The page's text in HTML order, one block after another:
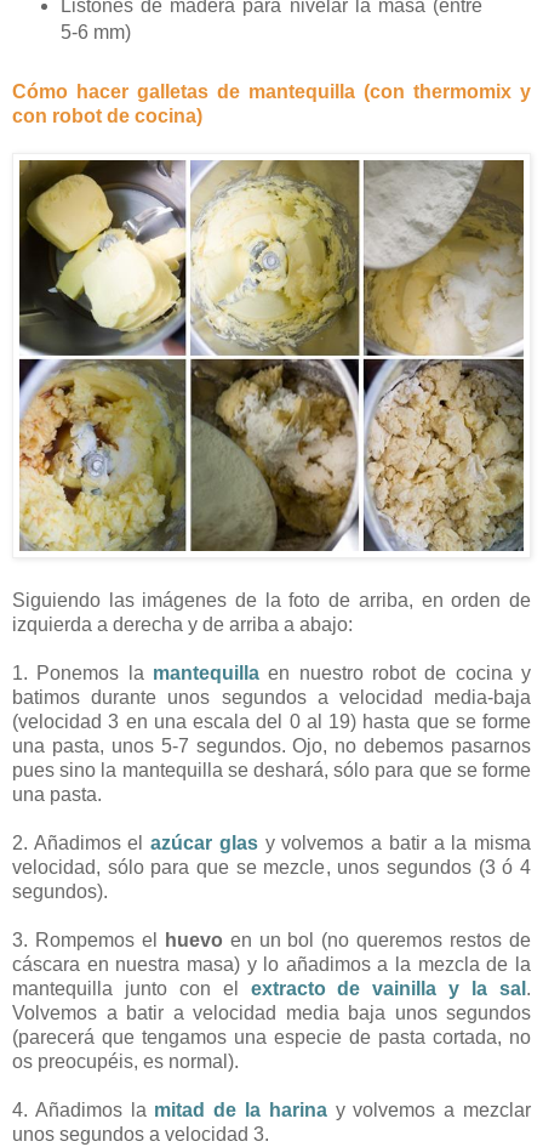
Listones de madera para nivelar la masa (entre
5-6 mm)
Cómo hacer galletas de mantequilla (con thermomix y
con robot de cocina)
Siguiendo las imágenes de la foto de arriba, en orden de
izquierda a derecha y de arriba a abajo:
1. Ponemos la mantequilla en nuestro robot de cocina y
batimos durante unos segundos a velocidad media-baja
(velocidad 3 en una escala del 0 al 19) hasta que se forme
una pasta, unos 5-7 segundos. Ojo, no debemos pasarnos
pues sino la mantequilla se deshará, sólo para que se forme
una pasta.
2. Añadimos elazúcar glas y volvemos a batir a la misma
velocidad, sólo para que se mezcle, unos segundos (3 ó 4
segundos).
3. Rompemos el huevo en un bol (no queremos restos de
cáscara en nuestra masa) y lo añadimos a la mezcla de la
mantequilla junto con el extracto de vainilla y la sal .
Volvemos a batir a velocidad media baja unos segundos
(parecerá que tengamos una especie de pasta cortada, no
os preocupéis, es normal).
4. Añadimos la mitad de la harinay volvemos a mezclar
unos segundos a velocidad 3.